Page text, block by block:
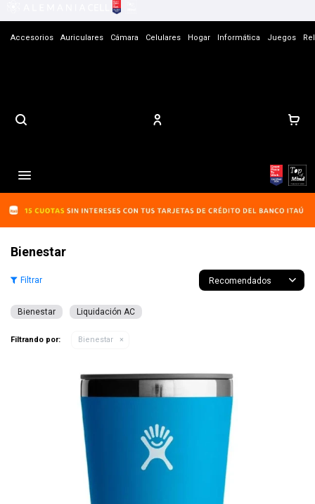
Accesorios Auriculares Cámara Celulares Hogar Informática Juegos

Bienestar
Recomendados
Bienestar Liquidación AC
Filtrando por: Bienestar